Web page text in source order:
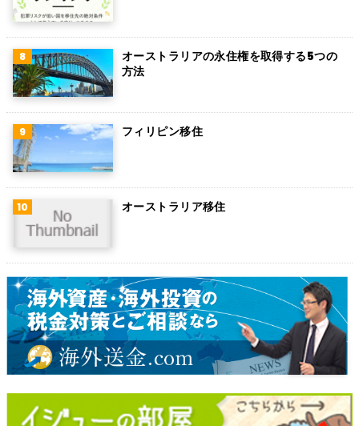
チェコ
チリ
デンマーク
ハンガリー
ポーランド
南アフリカ
サウジアラビア
コロンビア
ノルウェー
ネパール
パキスタン
オーストラリアの永住権を取得する5つの
方法
フィリピン移住
オーストラリア移住